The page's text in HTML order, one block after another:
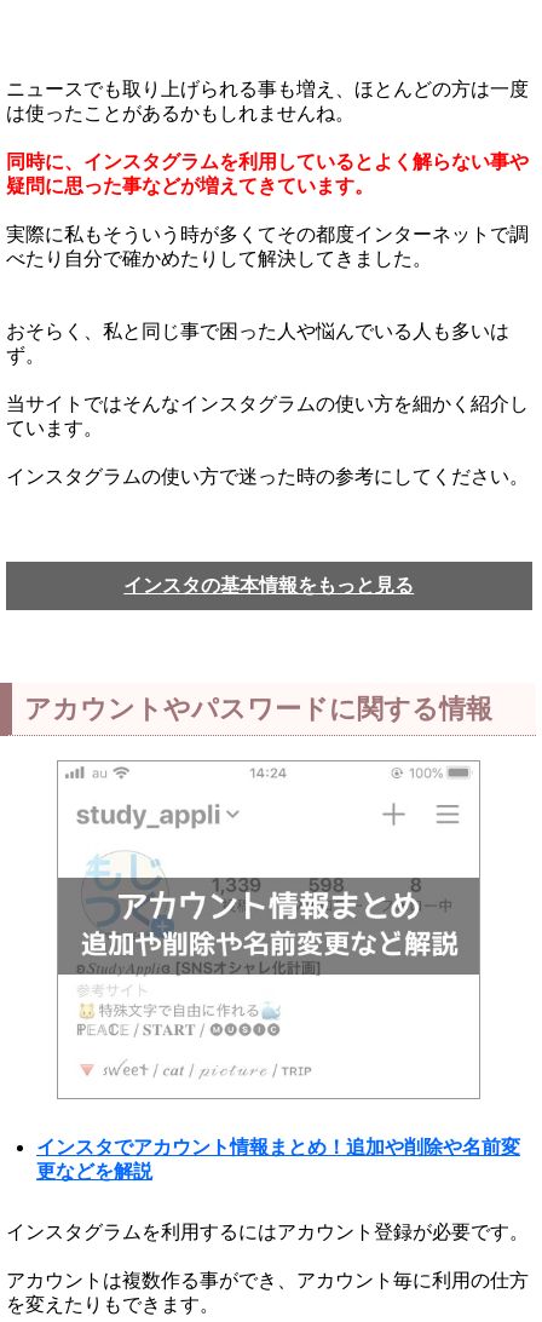
ニュースでも取り上げられる事も増え、ほとんどの方は一度
は使ったことがあるかもしれませんね。
同時に、インスタグラムを利用しているとよく解らない事や
疑問に思った事などが増えてきています。
実際に私もそういう時が多くてその都度インターネットで調
べたり自分で確かめたりして解決してきました。
おそらく、私と同じ事で困った人や悩んでいる人も多いは
ず。
当サイトではそんなインスタグラムの使い方を細かく紹介し
ています。
インスタグラムの使い方で迷った時の参考にしてください。
インスタの基本情報をもっと見る
アカウントやパスワードに関する情報
インスタでアカウント情報まとめ！追加や削除や名前変
更などを解説
インスタグラムを利用するにはアカウント登録が必要です。
アカウントは複数作る事ができ、アカウント毎に利用の仕方
を変えたりもできます。